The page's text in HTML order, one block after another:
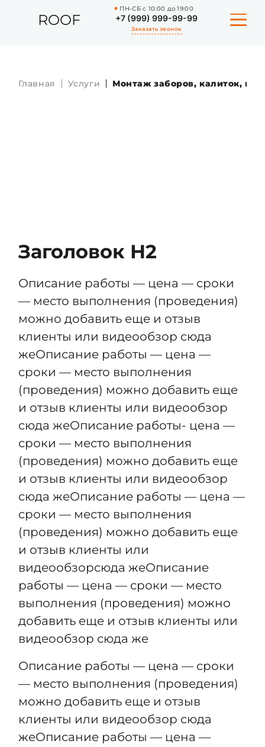
ROOF
ПН-СБ с 10:00 до 19:00
+7 (999) 999-99-99
Заказать звонок
ПОРТФОЛИО
Главная Услуги Монтаж заборов, калиток,
Заголовок Н2
Описание работы — цена — сроки
— место выполнения (проведения)
можно добавить еще и отзыв
клиенты или видеообзор сюда
жеОписание работы — цена —
сроки — место выполнения
(проведения) можно добавить еще
и отзыв клиенты или видеообзор
сюда жеОписание работы- цена —
сроки — место выполнения
(проведения) можно добавить еще
и отзыв клиенты или видеообзор
сюда жеОписание работы — цена —
сроки — место выполнения
(проведения) можно добавить еще
и отзыв клиенты или
видеообзорсюда жеОписание
работы — цена — сроки — место
выполнения (проведения) можно
добавить еще и отзыв клиенты или
видеообзор сюда же
Описание работы — цена — сроки
— место выполнения (проведения)
можно добавить еще и отзыв
клиенты или видеообзор сюда
жеОписание работы — цена —